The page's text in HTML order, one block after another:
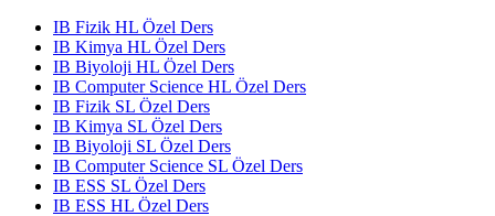
IB Fizik HL Özel Ders
IB Kimya HL Özel Ders
IB Biyoloji HL Özel Ders
IB Computer Science HL Özel Ders
IB Fizik SL Özel Ders
IB Kimya SL Özel Ders
IB Biyoloji SL Özel Ders
IB Computer Science SL Özel Ders
IB ESS SL Özel Ders
IB ESS HL Özel Ders